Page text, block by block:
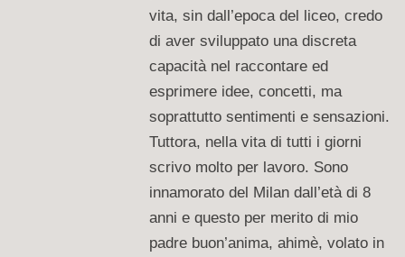
vita, sin dall’epoca del liceo, credo
di aver sviluppato una discreta
capacità nel raccontare ed
esprimere idee, concetti, ma
soprattutto sentimenti e sensazioni.
Tuttora, nella vita di tutti i giorni
scrivo molto per lavoro. Sono
innamorato del Milan dall’età di 8
anni e questo per merito di mio
padre buon’anima, ahimè, volato in